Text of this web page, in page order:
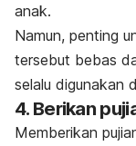
anak.
Namun, penting
tersebut bebas
selalu digunakan
4. Berikan
Memberikan